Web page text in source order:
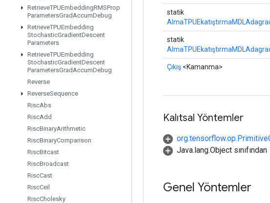
RetrieveTPUEmbeddingRMSProp
ParametersGradAccumDebug
RetrieveTPUEmbedding
StochasticGradientDescent
Parameters
RetrieveTPUEmbedding
StochasticGradientDescent
ParametersGradAccumDebug
Reverse
ReverseSequence
RiscAbs
RiscAdd
RiscBinaryArithmetic
RiscBinaryComparison
RiscBitcast
RiscBroadcast
RiscCast
RiscCeil
RiscCholesky
statik
statik
Çıkış <Kamanma>
Kalıtsal Yöntemler
Java.lang.Object sınıfından
Genel Yöntemler